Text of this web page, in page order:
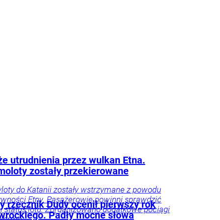
utrudnienia przez wulkan Etna.
zostały przekierowane
do Katanii zostały wstrzymane z powodu
Etny. Pasażerowie powinni sprawdzić
status lotu. Zorganizowano dodatkowe pociągi
rzecznik Dudy ocenił pierwszy rok
Padły mocne słowa